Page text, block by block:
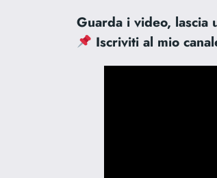
Guarda i video, lascia
Iscriviti al mio